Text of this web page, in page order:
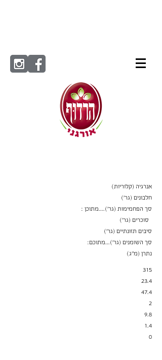
אנרגיה (קלוריות)
חלבונים (גר׳)
סך הפחמימות (גר')....מתוכן :
סוכרים (גר׳)
סיבים תזונתיים (גר׳)
סך השומנים (גר')...מתוכם:
נתרן (מ"ג)
315
23.4
47.4
2
9.8
1.4
0